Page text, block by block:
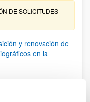
DE SOLICITUDES
y renovación de
en la